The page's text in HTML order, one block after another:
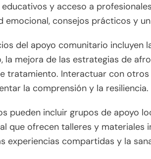
y acceso a
emocional, consejos prácticos y
del apoyo comunitario incluyen
la mejora de las estrategias de
tratamiento. Interactuar con
la comprensión y la resiliencia.
pueden incluir grupos de apoyo
que ofrecen talleres y materiales
experiencias compartidas y la